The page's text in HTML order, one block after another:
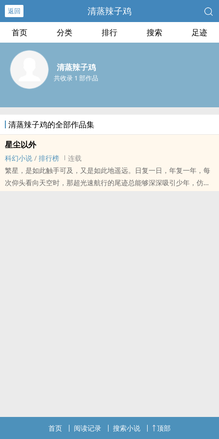
返回 清蒸辣子鸡
首页 分类 排行 搜索 足迹
清蒸辣子鸡
共收录 1 部作品
清蒸辣子鸡的全部作品集
星尘以外
科幻小说 / 排行榜
连载
繁星，是如此触手可及，又是如此地遥远。日复一日，年复一年，每
次仰头看向天空时，那超光速航行的尾迹总能够深深吸引少年，仿佛
首页 阅读记录 搜索小说 顶部